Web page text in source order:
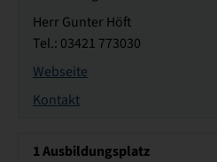
Herr Gunter Höft
Tel.: 03421 773030
Webseite
Kontakt
1Ausbildungsplatz